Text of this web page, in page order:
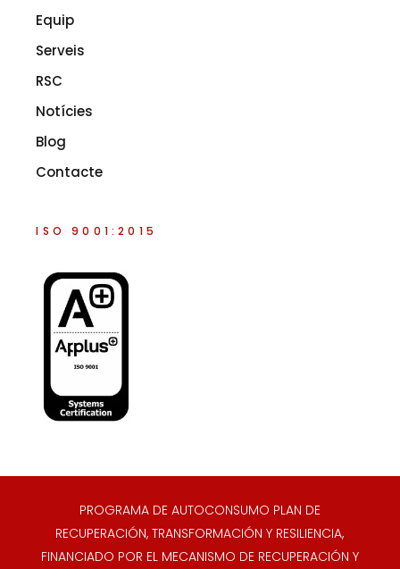
Equip
Serveis
RSC
Notícies
Blog
Contacte
ISO 9001:2015
PROGRAMA DE AUTOCONSUMO PLAN DE
RECUPERACIÓN, TRANSFORMACIÓN Y RESILIENCIA,
FINANCIADO POR EL MECANISMO DE RECUPERACIÓN Y